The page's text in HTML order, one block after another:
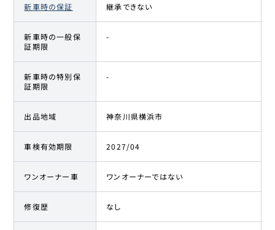
新車時の保証 継承できない
新車時の一般保
証期限
-
新車時の特別保
証期限
-
出品地域 神奈川県横浜市
車検有効期限 2027/04
ワンオーナー車 ワンオーナーではない
修復歴 なし